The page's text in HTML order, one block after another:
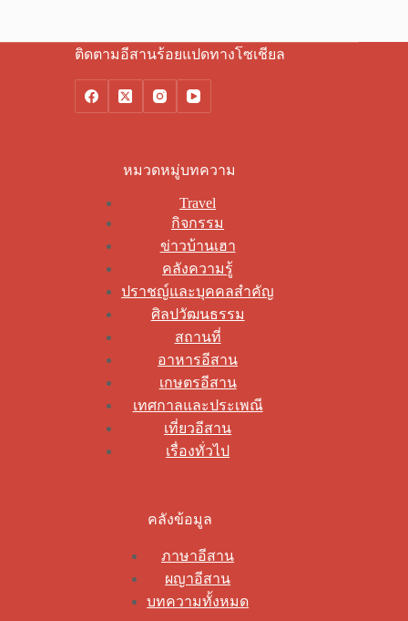
ติดตามอีสานร้อยแปดทางโซเชียล
หมวดหมู่บทความ
Travel
กิจกรรม
ข่าวบ้านเฮา
คลังความรู้
ปราชญ์และบุคคลสำคัญ
ศิลปวัฒนธรรม
สถานที่
อาหารอีสาน
เกษตรอีสาน
เทศกาลและประเพณี
เที่ยวอีสาน
เรื่องทั่วไป
คลังข้อมูล
ภาษาอีสาน
ผญาอีสาน
บทความทั้งหมด